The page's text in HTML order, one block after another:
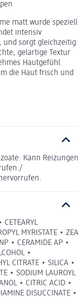
matt wurde speziell
intensiv
und sorgt gleichzeitig
gelartige Textur
Hautgefühl
die Haut frisch und
Kann Reizungen
CETEARYL
MYRISTATE • ZEA
• CERAMIDE AP •
•
CITRATE • SILICA •
• SODIUM LAUROYL
• CITRIC ACID •
DISUCCINATE •